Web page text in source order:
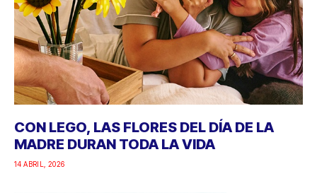
CON LEGO, LAS FLORES DEL DÍA DE LA
MADRE DURAN TODA LA VIDA
14 ABRIL, 2026